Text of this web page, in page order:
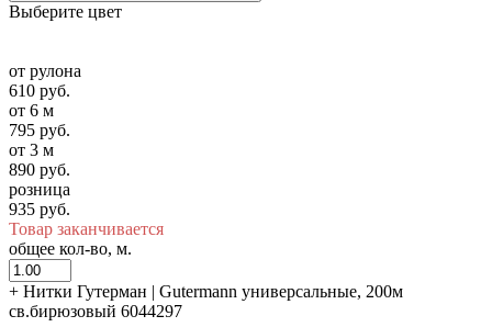
Выберите цвет
от рулона
610 руб.
от 6 м
795 руб.
от 3 м
890 руб.
розница
935 руб.
Товар заканчивается
общее кол-во, м.
+ Нитки Гутерман | Gutermann универсальные, 200м
св.бирюзовый 6044297